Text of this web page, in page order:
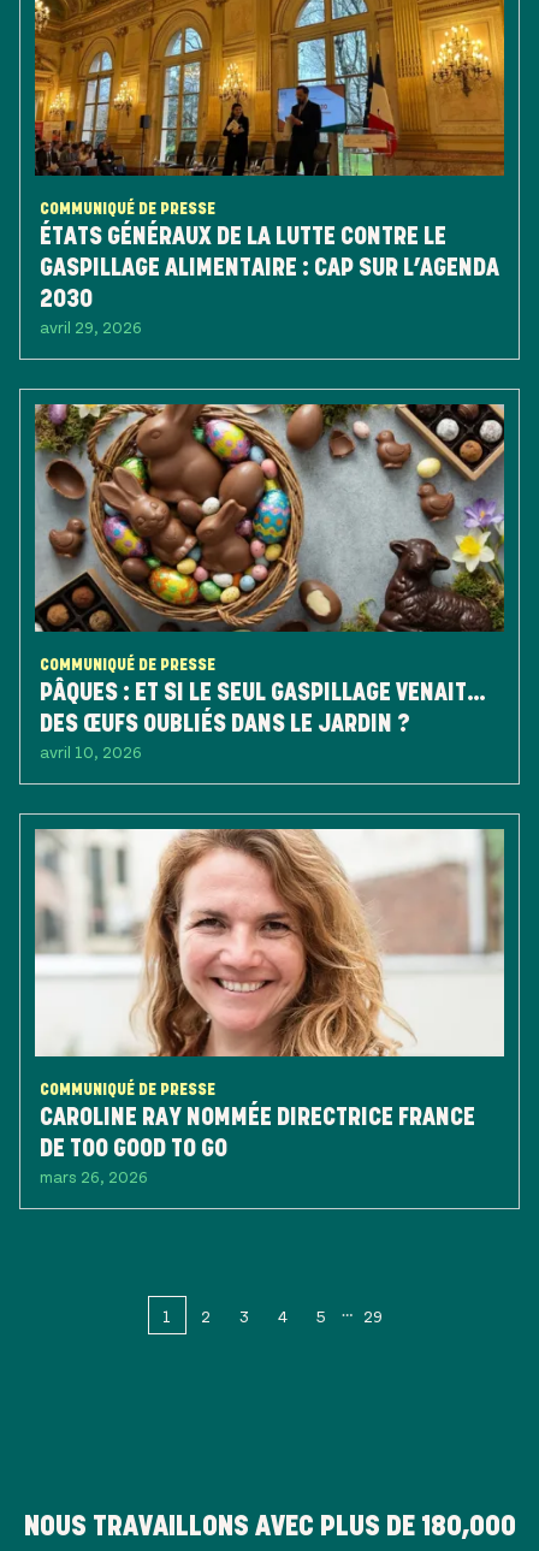
COMMUNIQUÉ DE PRESSE
ÉTATS GÉNÉRAUX DE LA LUTTE CONTRE LE
GASPILLAGE ALIMENTAIRE : CAP SUR L’AGENDA
2030
avril 29, 2026
COMMUNIQUÉ DE PRESSE
PÂQUES : ET SI LE SEUL GASPILLAGE VENAIT…
DES ŒUFS OUBLIÉS DANS LE JARDIN ?
avril 10, 2026
COMMUNIQUÉ DE PRESSE
CAROLINE RAY NOMMÉE DIRECTRICE FRANCE
DE TOO GOOD TO GO
mars 26, 2026
1 2 3 4 5 29
NOUS TRAVAILLONS AVEC PLUS DE 180,000